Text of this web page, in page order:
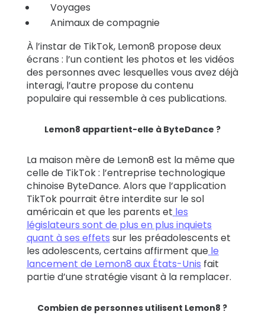
Voyages
Animaux de compagnie
À l’instar de TikTok, Lemon8 propose deux
écrans : l’un contient les photos et les vidéos
des personnes avec lesquelles vous avez déjà
interagi, l’autre propose du contenu
populaire qui ressemble à ces publications.
Lemon8 appartient-elle à ByteDance ?
La maison mère de Lemon8 est la même que
celle de TikTok : l’entreprise technologique
chinoise ByteDance. Alors que l’application
TikTok pourrait être interdite sur le sol
américain et que les parents et les
législateurs sont de plus en plus inquiets
quant à ses effets sur les préadolescents et
les adolescents, certains affirment que le
lancement de Lemon8 aux États-Unis fait
partie d’une stratégie visant à la remplacer.
Combien de personnes utilisent Lemon8 ?